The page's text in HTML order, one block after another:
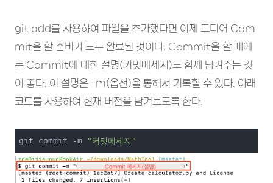
git add를 사용하여 파일을 추가했다면 이제 드디어 Com
mit을 할 준비가 모두 완료된 것이다. Commit을 할 때에
는 Commit에 대한 설명(커밋메세지)도 함께 남겨주는 것
이 좋다. 이 설명은 -m(옵션)을 통해서 기록할 수 있다. 아래
코드를 사용하여 현재 버전을 남겨보도록 한다.
git commit -m "커밋메세지"